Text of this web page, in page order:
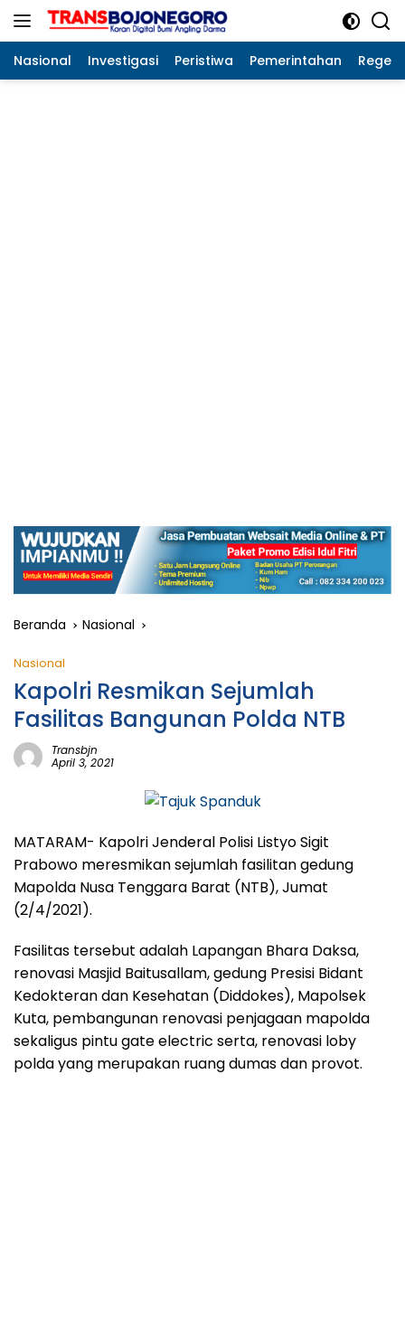
Langsung
Nasional Investigasi Peristiwa Pemerintahan
Beranda Nasional
Nasional
Kapolri Resmikan Sejumlah
Fasilitas Bangunan Polda NTB
Transbjn
April 3, 2021
MATARAM- Kapolri Jenderal Polisi Listyo Sigit
Prabowo meresmikan sejumlah fasilitan gedung
Mapolda Nusa Tenggara Barat (NTB), Jumat
(2/4/2021).
Fasilitas tersebut adalah Lapangan Bhara Daksa,
renovasi Masjid Baitusallam, gedung Presisi Bidant
Kedokteran dan Kesehatan (Diddokes), Mapolsek
Kuta, pembangunan renovasi penjagaan mapolda
sekaligus pintu gate electric serta, renovasi loby
polda yang merupakan ruang dumas dan provot.